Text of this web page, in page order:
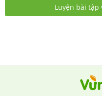
Luyện bài tập